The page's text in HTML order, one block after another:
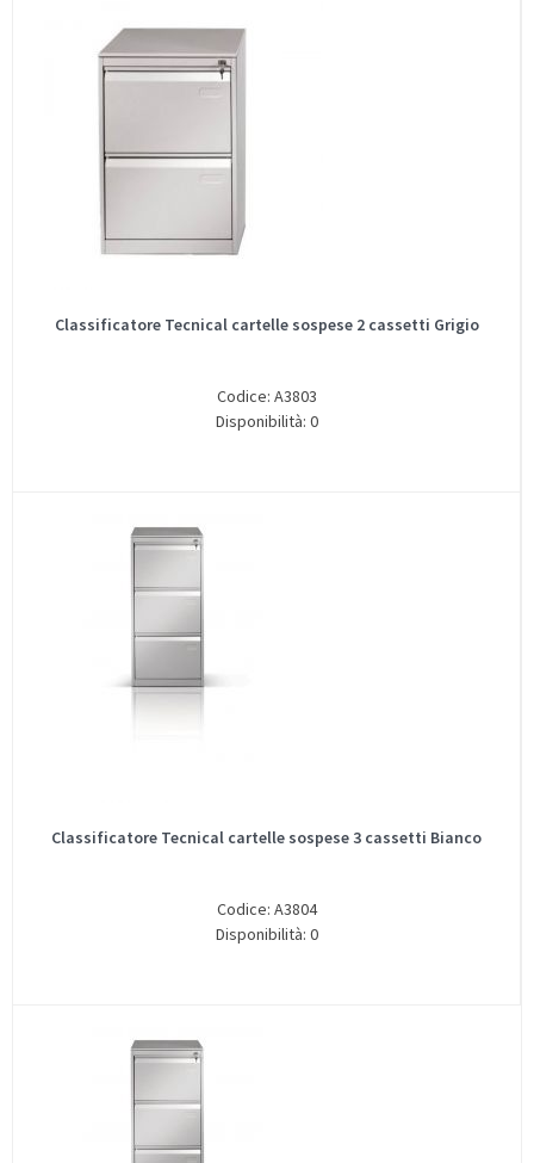
Classificatore Tecnical cartelle sospese 2 cassetti Grigio
Codice: A3803
Disponibilità: 0
Classificatore Tecnical cartelle sospese 3 cassetti Bianco
Codice: A3804
Disponibilità: 0